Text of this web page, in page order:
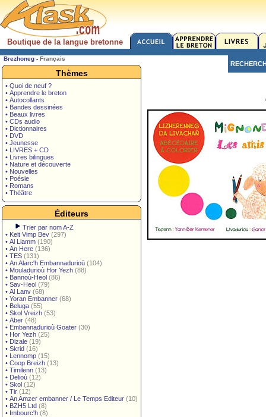
Boutique de la langue bretonne
Brezhoneg - Français
Thèmes
• Quoi de neuf ?
• Apprendre le breton
• Autocollants
• Bandes dessinées
• Beaux livres
• CDs audio
• Dictionnaires
• DVD
• Jeunesse
• LIVRES + CD
• Livres bilingues
• Nature et découverte
• Nouvelles
• Poésie
• Romans
• Théâtre
Éditeurs
Trier par nom A-Z
• Keit Vimp Bev (297)
• Al Liamm (190)
• An Here (136)
• TES (131)
• An Alarc'h Embannadurioù (104)
• Mouladurioù Hor Yezh (88)
• Bannoù-Heol (86)
• Sav-Heol (79)
• Al Lanv (68)
• Yoran Embanner (68)
• Beluga (55)
• Skol Vreizh (53)
• Aber (48)
• Embannadurioù Goater (30)
• Hor Yezh (25)
• Dizale (19)
• Skrid (16)
• Lennomp (15)
• Coop Breizh (13)
• Timilenn (13)
• Delioù (12)
• Skol (12)
• Tir (12)
• An Amzer embanner / Le Temps Editeur (10)
• BZH5 Ltd (8)
• Imbourc'h (8)